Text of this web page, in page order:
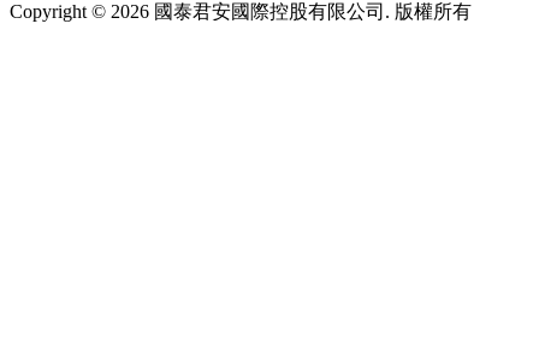
Copyright © 2026 國泰君安國際控股有限公司. 版權所有